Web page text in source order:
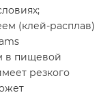
(клей-расплав)
в пищевой
резкого